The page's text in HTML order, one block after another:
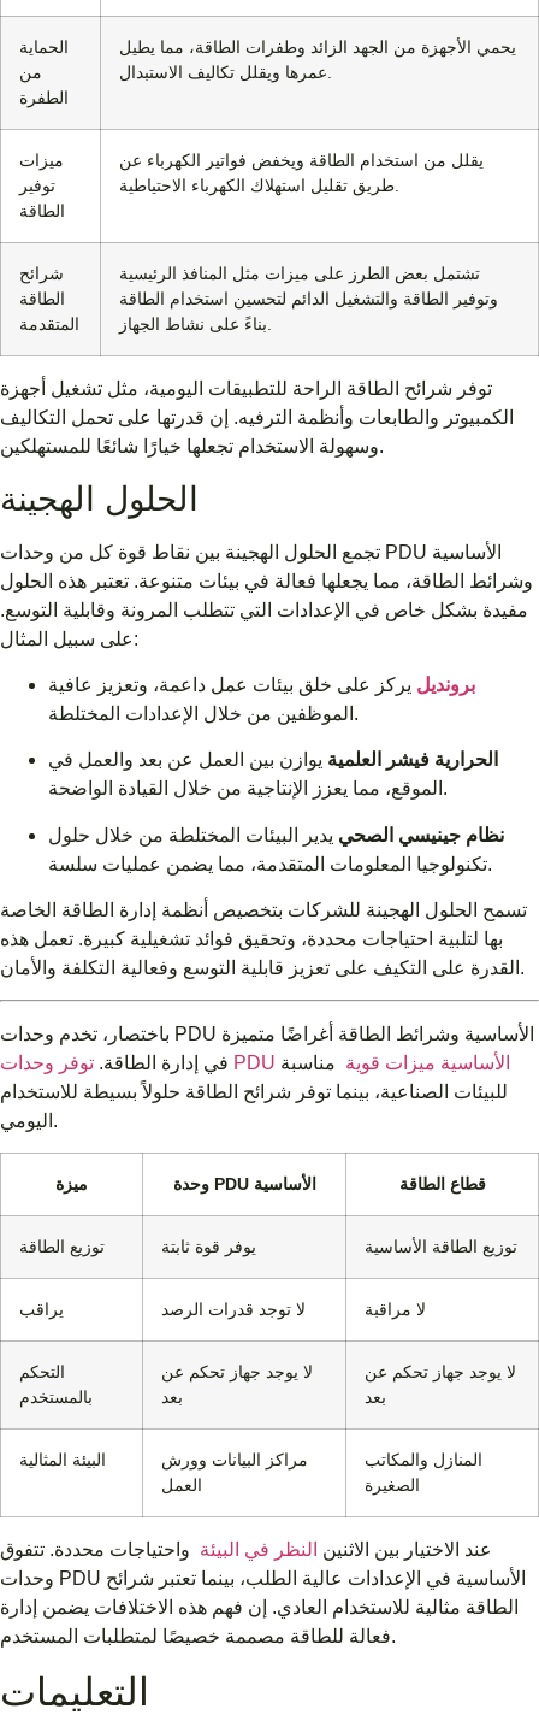
الحماية
من
الطفرة
يحمي الأجهزة من الجهد الزائد وطفرات الطاقة، مما يطيل
ميزات
توفير
الطاقة
يقلل من استخدام الطاقة ويخفض فواتير الكهرباء عن
شرائح
الطاقة
المتقدمة
تشتمل بعض الطرز على ميزات مثل المنافذ الرئيسية
وتوفير الطاقة والتشغيل الدائم لتحسين استخدام الطاقة
توفر شرائح الطاقة الراحة للتطبيقات اليومية، مثل تشغيل أجهزة
الكمبيوتر والطابعات وأنظمة الترفيه. إن قدرتها على تحمل التكاليف
وسهولة الاستخدام تجعلها خيارًا شائعًا للمستهلكين.
الحلول الهجينة
تجمع الحلول الهجينة بين نقاط قوة كل من وحدات PDU الأساسية
وشرائط الطاقة، مما يجعلها فعالة في بيئات متنوعة. تعتبر هذه الحلول
مفيدة بشكل خاص في الإعدادات التي تتطلب المرونة وقابلية التوسع.
على سبيل المثال:
برونديل يركز على خلق بيئات عمل داعمة، وتعزيز عافية
الموظفين من خلال الإعدادات المختلطة.
الحرارية فيشر العلمية يوازن بين العمل عن بعد والعمل في
الموقع، مما يعزز الإنتاجية من خلال القيادة الواضحة.
نظام جينيسي الصحي يدير البيئات المختلطة من خلال حلول
تكنولوجيا المعلومات المتقدمة، مما يضمن عمليات سلسة.
تسمح الحلول الهجينة للشركات بتخصيص أنظمة إدارة الطاقة الخاصة
بها لتلبية احتياجات محددة، وتحقيق فوائد تشغيلية كبيرة. تعمل هذه
القدرة على التكيف على تعزيز قابلية التوسع وفعالية التكلفة والأمان.
باختصار، تخدم وحدات PDU الأساسية وشرائط الطاقة أغراضًا متميزة
في إدارة الطاقة.
توفر وحدات PDU الأساسية ميزات قوية مناسبة
للبيئات الصناعية، بينما توفر شرائح الطاقة حلولاً بسيطة للاستخدام
اليومي.
ميزة وحدة PDU الأساسية قطاع الطاقة
توزيع الطاقة يوفر قوة ثابتة توزيع الطاقة الأساسية
يراقب لا توجد قدرات الرصد لا مراقبة
التحكم
بالمستخدم
لا يوجد جهاز تحكم عن
بعد
لا يوجد جهاز تحكم عن
بعد
البيئة المثالية
مراكز البيانات وورش
العمل
المنازل والمكاتب
الصغيرة
عند الاختيار بين الاثنين النظر في البيئة واحتياجات محددة. تتفوق
وحدات PDU الأساسية في الإعدادات عالية الطلب، بينما تعتبر شرائح
الطاقة مثالية للاستخدام العادي. إن فهم هذه الاختلافات يضمن إدارة
فعالة للطاقة مصممة خصيصًا لمتطلبات المستخدم.
التعليمات